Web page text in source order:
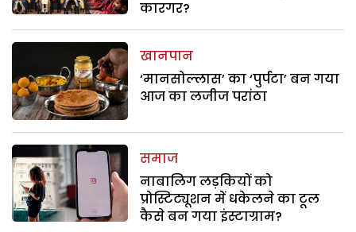
कारगर?
खानपान
‘मानसोल्लास’ का ‘पुर्पटा’ बन गया
आज का लजीज परांठा
समाज
नाबालिग लड़कियों को
प्रोस्टिट्यूशन में धकेलने का टूल
कैसे बन गया इंस्टाग्राम?